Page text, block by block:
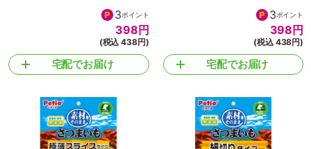
3ポイント
398円
(税込 438円)
宅配でお届け
3ポイント
398円
(税込 438円)
宅配でお届け